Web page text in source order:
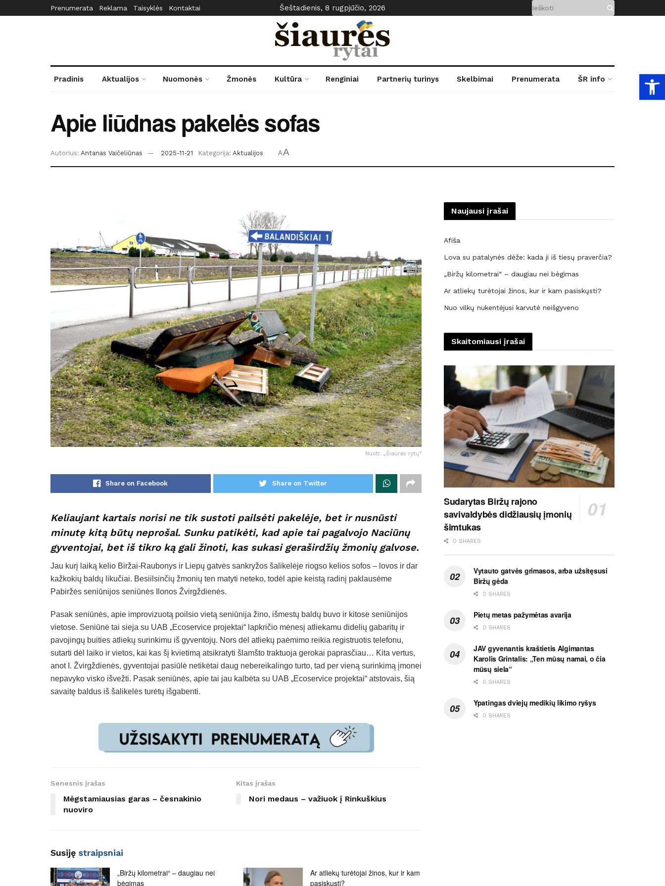
Prenumerata Reklama Taisyklės Kontaktai Šeštadienis, 8 rugpjūčio, 2026
Pradinis Aktualijos Nuomonės Žmonės Kultūra Renginiai Partnerių turinys Skelbimai Prenumerata ŠR info
Apie liūdnas pakelės sofas
Autorius: Antanas Vaičeliūnas 2025-11-21 Kategorija: Aktualijos AA
Nuotr. „Šiaurės rytų“
Share on Facebook Share on Twitter
Keliaujant kartais norisi ne tik sustoti pailsėti pakelėje, bet ir nusnūsti
minutę kitą būtų neprošal. Sunku patikėti, kad apie tai pagalvojo Naciūnų
gyventojai, bet iš tikro ką gali žinoti, kas sukasi geraširdžių žmonių galvose.
Jau kurį laiką kelio Biržai-Raubonys ir Liepų gatvės sankryžos šalikelėje riogso kelios sofos – lovos ir dar
kažkokių baldų likučiai. Besiilsinčių žmonių ten matyti neteko, todėl apie keistą radinį paklausėme
Pabiržės seniūnijos seniūnės Ilonos Žvirgždienės.
Pasak seniūnės, apie improvizuotą poilsio vietą seniūnija žino, išmestų baldų buvo ir kitose seniūnijos
vietose. Seniūnė tai sieja su UAB „Ecoservice projektai“ lapkričio mėnesį atliekamu didelių gabaritų ir
pavojingų buities atliekų surinkimu iš gyventojų. Nors dėl atliekų paėmimo reikia registruotis telefonu,
sutarti dėl laiko ir vietos, kai kas šį kvietimą atsikratyti šlamšto traktuoja gerokai paprasčiau… Kita vertus,
anot I. Žvirgždienės, gyventojai pasiūlė netikėtai daug nebereikalingo turto, tad per vieną surinkimą įmonei
nepavyko visko išvežti. Pasak seniūnės, apie tai jau kalbėta su UAB „Ecoservice projektai“ atstovais, šią
savaitę baldus iš šalikelės turėtų išgabenti.
Senesnis įrašas
Mėgstamiausias garas – česnakinio
nuoviro
Kitas įrašas
Nori medaus – važiuok į Rinkuškius
Susiję straipsniai
„Biržų kilometrai“ – daugiau nei
bėgimas
Ar atliekų turėtojai žinos, kur ir kam
pasiskųsti?
Naujausi įrašai
Afiša
Lova su patalynės dėže: kada ji iš tiesų praverčia?
„Biržų kilometrai“ – daugiau nei bėgimas
Ar atliekų turėtojai žinos, kur ir kam pasiskųsti?
Nuo vilkų nukentėjusi karvutė neišgyveno
Skaitomiausi įrašai
Sudarytas Biržų rajono
savivaldybės didžiausių įmonių
šimtukas
0 SHARES
Vytauto gatvės grimasos, arba užsitęsusi
Biržų gėda
0 SHARES
Pietų metas pažymėtas avarija
0 SHARES
JAV gyvenantis kraštietis Algimantas
Karolis Grintalis: „Ten mūsų namai, o čia
mūsų siela“
0 SHARES
Ypatingas dviejų medikių likimo ryšys
0 SHARES